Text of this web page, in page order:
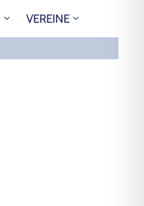
VEREINE